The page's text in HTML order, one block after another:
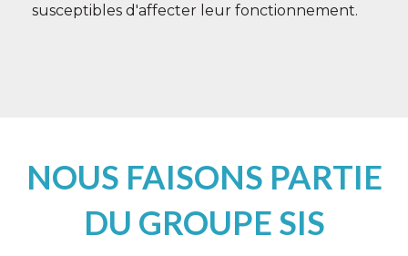
susceptibles d'affecter leur fonctionnement.
NOUS FAISONS PARTIE
DU GROUPE SIS